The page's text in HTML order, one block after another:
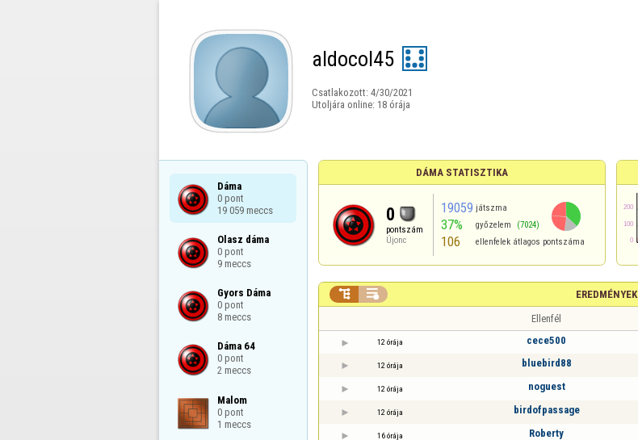
aldocol45
Csatlakozott: 4/30/2021
Utoljára online: 18 órája
Dáma
0 pont
19 059 meccs
Olasz dáma
0 pont
9 meccs
Gyors Dáma
0 pont
8 meccs
Dáma 64
0 pont
2 meccs
Malom
0 pont
1 meccs
DÁMA STATISZTIKA
0
pontszám
Újonc
19059 játszma
37% győzelem (7024)
106 ellenfelek átlagos pontszáma
EREDMÉNYEK
 
Ellenfél
12 órája cece500
12 órája bluebird88
12 órája noguest
12 órája birdofpassage
16 órája Roberty